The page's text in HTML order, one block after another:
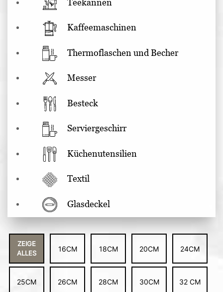
Teekannen
Kaffeemaschinen
Thermoflaschen und Becher
Messer
Besteck
Serviergeschirr
Küchenutensilien
Textil
Glasdeckel
ZEIGE
ALLES
16CM 18CM 20CM 24CM
25CM 26CM 28CM 30CM 32 CM